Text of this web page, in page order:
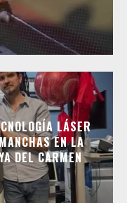
LÁSER
EN LA
DEL CARMEN